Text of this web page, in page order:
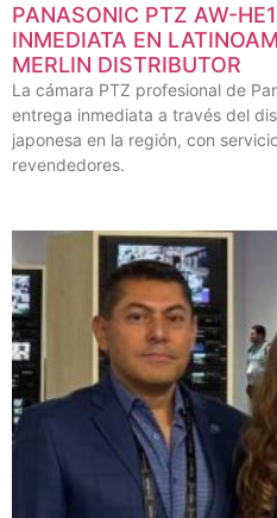
PANASONIC PTZ AW-
INMEDIATA EN
MERLIN DISTRIBUTOR
La cámara PTZ profesional de
entrega inmediata a través del
japonesa en la región, con
revendedores.